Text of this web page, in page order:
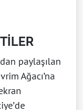
paylaşılan
Ağacı’na